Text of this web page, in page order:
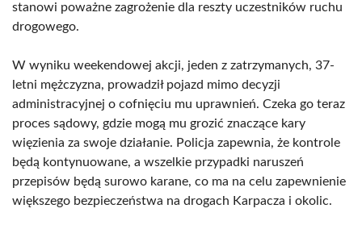
stanowi poważne zagrożenie dla reszty uczestników ruchu
drogowego.
W wyniku weekendowej akcji, jeden z zatrzymanych, 37-
letni mężczyzna, prowadził pojazd mimo decyzji
administracyjnej o cofnięciu mu uprawnień. Czeka go teraz
proces sądowy, gdzie mogą mu grozić znaczące kary
więzienia za swoje działanie. Policja zapewnia, że kontrole
będą kontynuowane, a wszelkie przypadki naruszeń
przepisów będą surowo karane, co ma na celu zapewnienie
większego bezpieczeństwa na drogach Karpacza i okolic.